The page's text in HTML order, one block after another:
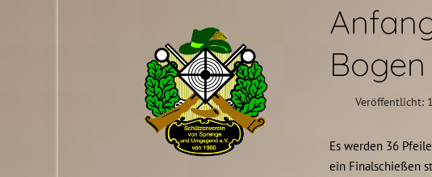
Veröffentlicht:
Es werden 36
ein Finalschießen